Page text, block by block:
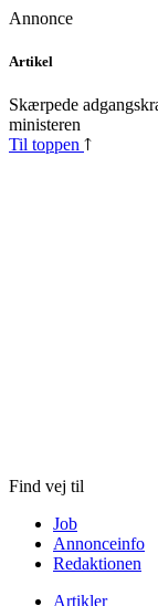
Annonce
Skip
content
Artikel
Skærpede
ministeren
Til toppen
Find vej til
Job
Annonceinfo
Redaktionen
Artikler